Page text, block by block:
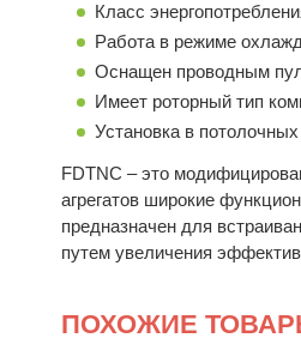
Класс
Работа в режиме
Оснащен проводным
Имеет роторный тип
Установка в
FDTNC – это
агрегатов широкие
предназначен для
путем увеличения
ПОХОЖИЕ